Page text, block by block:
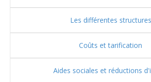
Les différentes structures
Coûts et tarification
Aides sociales et réductions